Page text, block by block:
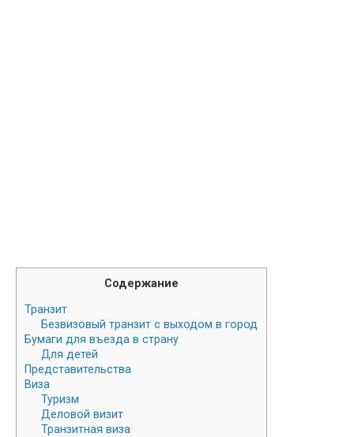
Содержание
Транзит
Безвизовый транзит с выходом в город
Бумаги для въезда в страну
Для детей
Представительства
Виза
Туризм
Деловой визит
Транзитная виза